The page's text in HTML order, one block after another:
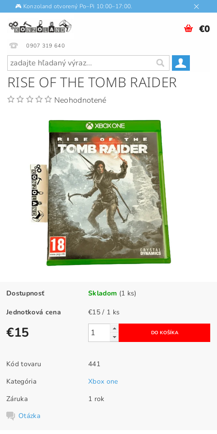
🎮 Konzoland otvorený Po–Pi 10:00–17:00.
0907 319 640
€0
RISE OF THE TOMB RAIDER
Neohodnotené
Dostupnosť Skladom (1 ks)
Jednotková cena €15 / 1 ks
€15
Kód tovaru
441
Kategória
Xbox one
Záruka
1 rok
Otázka